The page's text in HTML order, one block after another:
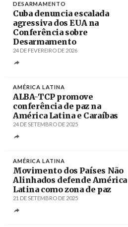
DESARMAMENTO
Cuba denuncia escalada
agressiva dos EUA na
Conferência sobre
Desarmamento
24 DE FEVEREIRO DE 2026
AMÉRICA LATINA
ALBA-TCP promove
conferência de paz na
América Latina e Caraíbas
24 DE SETEMBRO DE 2025
AMÉRICA LATINA
Movimento dos Países Não
Alinhados defende América
Latina como zona de paz
21 DE SETEMBRO DE 2025